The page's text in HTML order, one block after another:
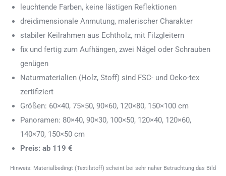
leuchtende Farben, keine lästigen Reflektionen
dreidimensionale Anmutung, malerischer Charakter
stabiler Keilrahmen aus Echtholz, mit Filzgleitern
fix und fertig zum Aufhängen, zwei Nägel oder Schrauben
genügen
Naturmaterialien (Holz, Stoff) sind FSC- und Oeko-tex
zertifiziert
Größen: 60×40, 75×50, 90×60, 120×80, 150×100 cm
Panoramen: 80×40, 90×30, 100×50, 120×40, 120×60,
140×70, 150×50 cm
Preis: ab 119 €
Hinweis: Materialbedingt (Textilstoff) scheint bei sehr naher Betrachtung das Bild